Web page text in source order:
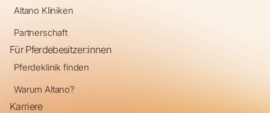
Altano Kliniken
Partnerschaft
Für Pferdebesitzer:innen
Pferdeklinik finden
Warum Altano?
Karriere